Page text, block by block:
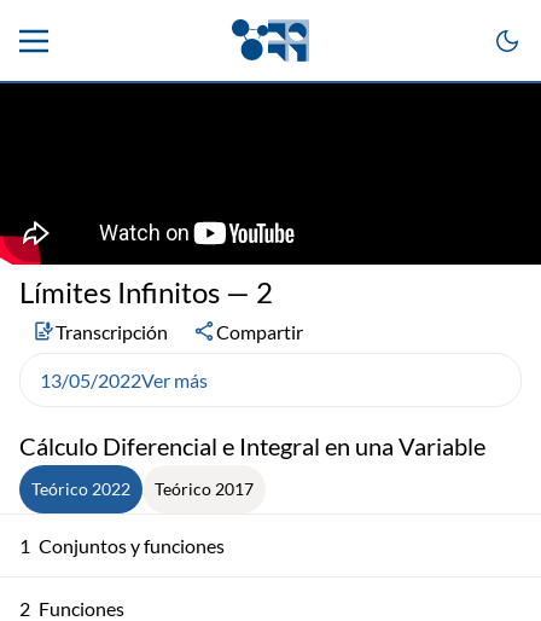
Cálculo Diferencial e Integral en una Variable
Teórico 2022 Teórico 2017
1 Conjuntos y funciones
2 Funciones
Límites Infinitos — 2
Transcripción Compartir
13/05/2022Ver más